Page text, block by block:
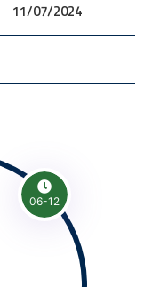
11/07/2024 00:00:00
06-12